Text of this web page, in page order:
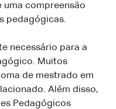
uma compreensão
pedagógicas.
necessário para a
Muitos
de mestrado em
Além disso,
Pedagógicos